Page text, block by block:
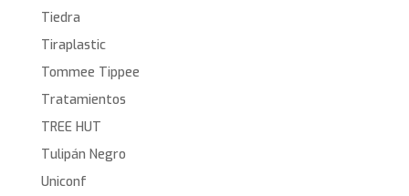
Tiedra
Tiraplastic
Tommee Tippee
Tratamientos
TREE HUT
Tulipán Negro
Uniconf